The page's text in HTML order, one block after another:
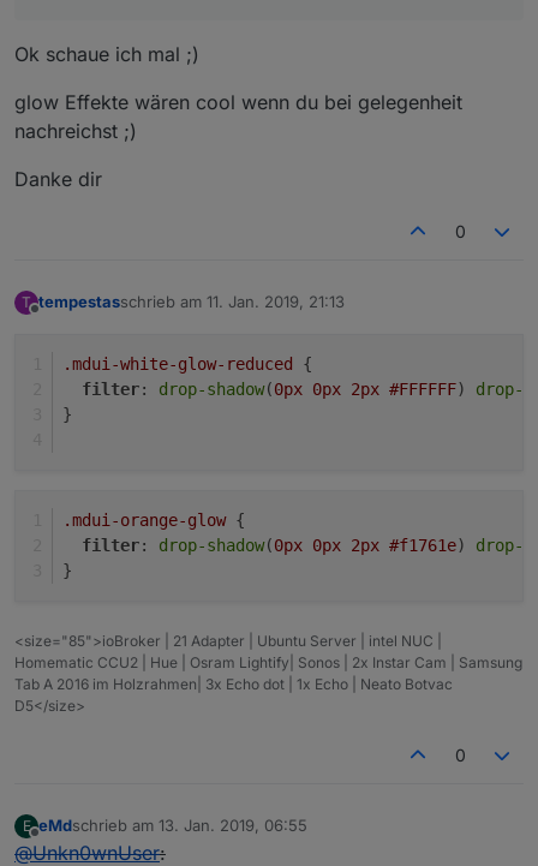
Ok schaue ich mal ;)
glow Effekte wären cool wenn du bei gelegenheit
nachreichst ;)
Danke dir
0
T tempestasschrieb am 11. Jan. 2019, 21:13
zuletzt editiert von
.mdui-white-glow-reduced
{
filter: drop-shadow(0px 0px 2px #FFFFFF) drop-
}
.mdui-orange-glow {
filter: drop-shadow(0px 0px 2px #f1761e) drop-
}
<size="85">ioBroker | 21 Adapter | Ubuntu Server | intel NUC |
Homematic CCU2 | Hue | Osram Lightify| Sonos | 2x Instar Cam | Samsung
Tab A 2016 im Holzrahmen| 3x Echo dot | 1x Echo | Neato Botvac
D5</size>
0
E
Offline
eMdschrieb am 13. Jan. 2019, 06:55
zuletzt editiert von
@Unkn0wnUser: